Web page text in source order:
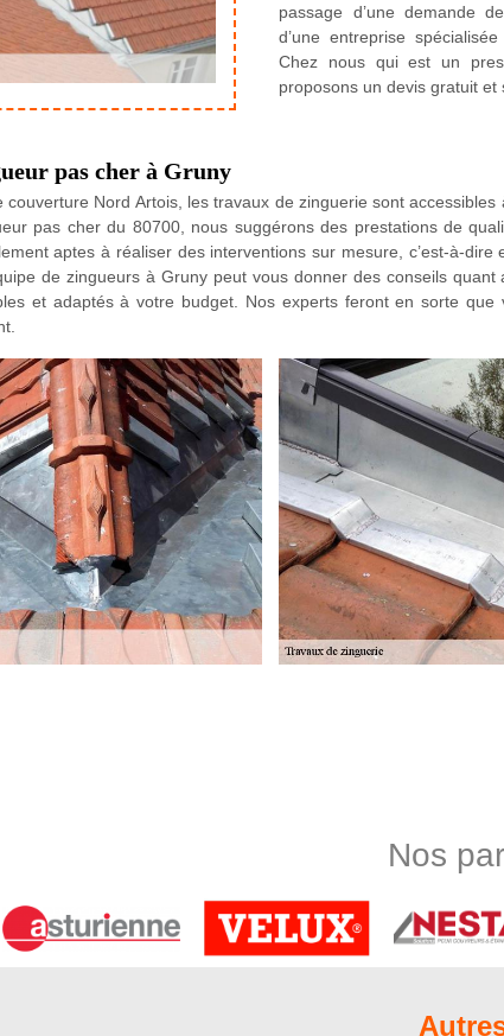
passage d’une demande
d’une entreprise
Chez nous qui est un
proposons un devis gratuit et
pas cher à Gruny
couverture Nord Artois, les travaux de zinguerie sont
pas cher du 80700, nous suggérons des prestations de
aptes à réaliser des interventions sur mesure, c’est-à-dire
de zingueurs à Gruny peut vous donner des conseils quant
et adaptés à votre budget. Nos experts feront en sorte que
la préservation de la solidité de votre charpente. Nous ne
fiable pour réaliser des travaux de zinguerie de
passionnés sont aptes à faire des travaux de zinguerie, il faut se
certifiés et passionnés pour assurer la bonne marche
Nos